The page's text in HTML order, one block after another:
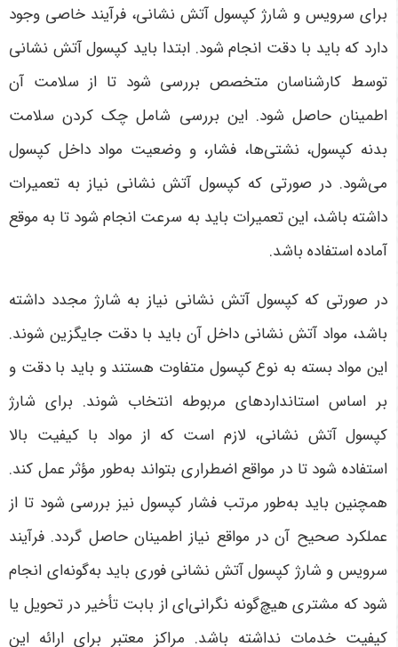
برای سرویس و شارژ کپسول آتش نشانی، فرآیند خاصی وجود
دارد که باید با دقت انجام شود. ابتدا باید کپسول آتش نشانی
توسط کارشناسان متخصص بررسی شود تا از سلامت آن
اطمینان حاصل شود. این بررسی شامل چک کردن سلامت
بدنه کپسول، نشتی‌ها، فشار، و وضعیت مواد داخل کپسول
می‌شود. در صورتی که کپسول آتش نشانی نیاز به تعمیرات
داشته باشد، این تعمیرات باید به سرعت انجام شود تا به موقع
آماده استفاده باشد.
در صورتی که کپسول آتش نشانی نیاز به شارژ مجدد داشته
باشد، مواد آتش نشانی داخل آن باید با دقت جایگزین شوند.
این مواد بسته به نوع کپسول متفاوت هستند و باید با دقت و
بر اساس استانداردهای مربوطه انتخاب شوند. برای شارژ
کپسول آتش نشانی، لازم است که از مواد با کیفیت بالا
استفاده شود تا در مواقع اضطراری بتواند به‌طور مؤثر عمل کند.
همچنین باید به‌طور مرتب فشار کپسول نیز بررسی شود تا از
عملکرد صحیح آن در مواقع نیاز اطمینان حاصل گردد. فرآیند
سرویس و شارژ کپسول آتش نشانی فوری باید به‌گونه‌ای انجام
شود که مشتری هیچ‌گونه نگرانی‌ای از بابت تأخیر در تحویل یا
کیفیت خدمات نداشته باشد. مراکز معتبر برای ارائه این